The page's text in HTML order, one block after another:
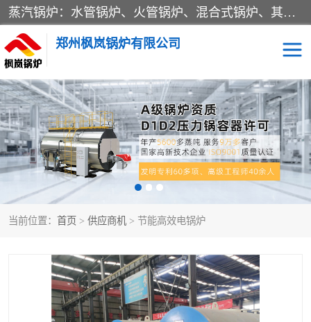
蒸汽锅炉：水管锅炉、火管锅炉、混合式锅炉、其他蒸汽锅炉； 热水锅炉：家用型集中供暖用热水锅炉、其他热水锅炉； 有机热载体锅炉； 船用蒸汽锅炉； （锅炉用辅助设备及装置）蒸汽冷凝器：表面冷凝器、混合式冷凝器、空冷式冷凝器、其他蒸汽冷凝器； 锅炉用辅助设备：节热器、蒸汽收集器、蓄能器、烟垢清除器、气体回收器、泥渣刮除器、空气预热器、其他锅炉用辅助设备；
郑州枫岚锅炉有限公司
当前位置： 首页 > 供应商机 > 节能高效电锅炉